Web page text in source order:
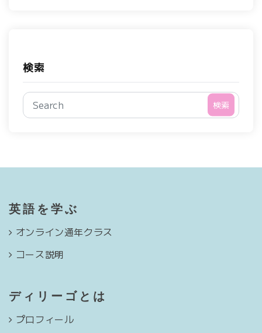
検索
検索
英語を学ぶ
オンライン通年クラス
コース説明
ディリーゴとは
プロフィール